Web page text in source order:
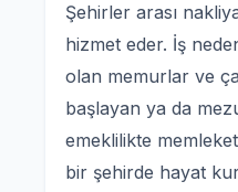
Şehirler arası
hizmet eder. İş
olan memurlar ve
başlayan ya da
emeklilikte
bir şehirde hayat